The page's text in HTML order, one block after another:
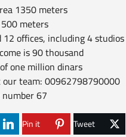
1350 meters
meters
is 90 thousand
one million dinars
our team: 00962798790000
67
Tweet
Pin it